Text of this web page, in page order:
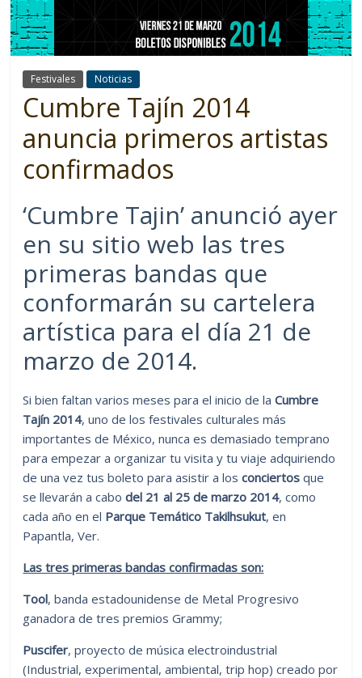
Festivales Noticias
Cumbre Tajín 2014
anuncia primeros artistas
confirmados
‘Cumbre Tajin’ anunció ayer
en su sitio web las tres
primeras bandas que
conformarán su cartelera
artística para el día 21 de
marzo de 2014.
Si bien faltan varios meses para el inicio de laCumbre
Tajín 2014, uno de los festivales culturales más
importantes de México, nunca es demasiado temprano
para empezar a organizar tu visita y tu viaje adquiriendo
de una vez tus boleto para asistir a losconciertos que
se llevarán a cabodel 21 al 25 de marzo 2014, como
cada año en el Parque Temático Takilhsukut, en
Papantla, Ver.
Las tres primeras bandas confirmadas son:
Tool, banda estadounidense de Metal Progresivo
ganadora de tres premios Grammy;
Puscifer, proyecto de música electroindustrial
(Industrial, experimental, ambiental, trip hop) creado por